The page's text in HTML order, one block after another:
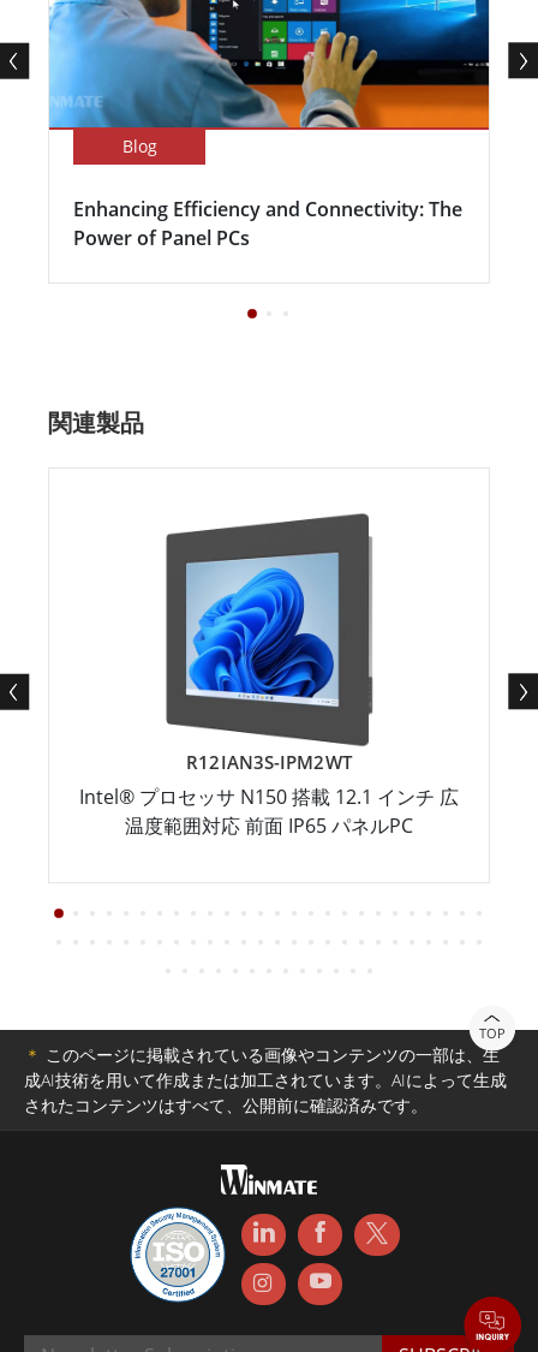
Blog
Enhancing Efficiency and Connectivity: The
Power of Panel PCs
関連製品
R12IAN3S-IPM2WT
Intel® プロセッサ N150 搭載 12.1 インチ 広
温度範囲対応 前面 IP65 パネルPC
TOP
＊ このページに掲載されている画像やコンテンツの一部は、生
成AI技術を用いて作成または加工されています。AIによって生成
されたコンテンツはすべて、公開前に確認済みです。